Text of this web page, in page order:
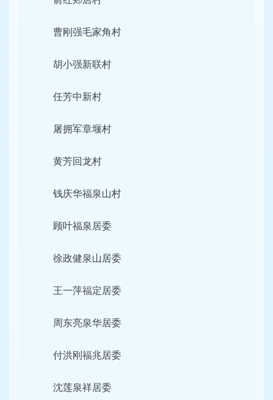
曹刚强毛家角村
胡小强新联村
任芳中新村
屠拥军章堰村
黄芳回龙村
钱庆华福泉山村
顾叶福泉居委
徐政健泉山居委
王一萍福定居委
周东亮泉华居委
付洪刚福兆居委
沈莲泉祥居委